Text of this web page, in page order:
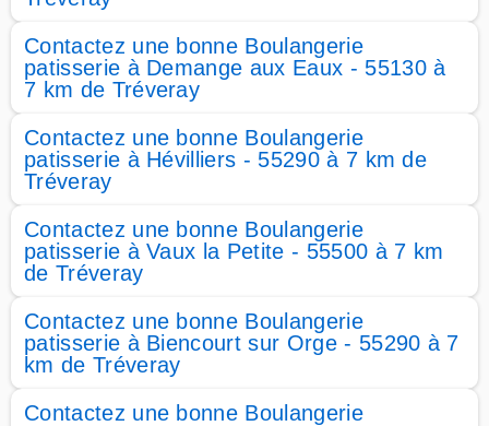
Contactez une bonne Boulangerie
patisserie à Demange aux Eaux - 55130 à
7 km de Tréveray
Contactez une bonne Boulangerie
patisserie à Hévilliers - 55290 à 7 km de
Tréveray
Contactez une bonne Boulangerie
patisserie à Vaux la Petite - 55500 à 7 km
de Tréveray
Contactez une bonne Boulangerie
patisserie à Biencourt sur Orge - 55290 à 7
km de Tréveray
Contactez une bonne Boulangerie